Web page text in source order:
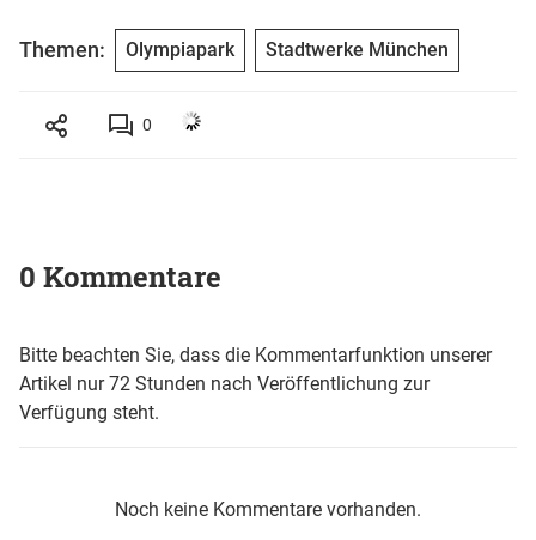
Themen: Olympiapark Stadtwerke München
0
0 Kommentare
Bitte beachten Sie, dass die Kommentarfunktion unserer
Artikel nur 72 Stunden nach Veröffentlichung zur
Verfügung steht.
Noch keine Kommentare vorhanden.